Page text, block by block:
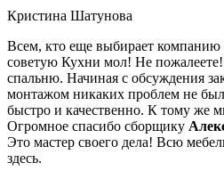
Кристина Шатунова
Всем, кто еще выбирает компанию
советую Кухни мол! Не
спальню. Начиная с обсуждения
монтажом никаких проблем не
быстро и качественно. К тому же
Огромное спасибо сборщику
Это мастер своего дела! Всю
здесь.